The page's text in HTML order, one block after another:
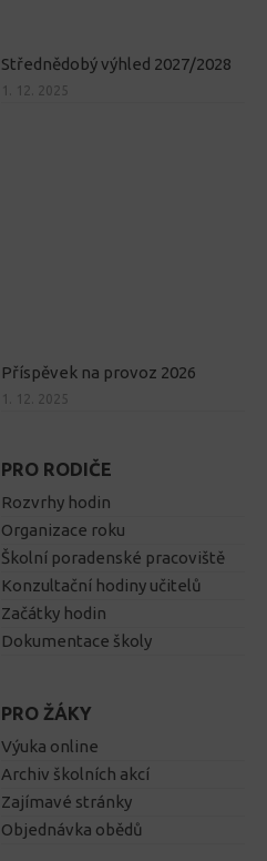
Střednědobý výhled 2027/2028
1. 12. 2025
Příspěvek na provoz 2026
1. 12. 2025
PRO RODIČE
Rozvrhy hodin
Organizace roku
Školní poradenské pracoviště
Konzultační hodiny učitelů
Začátky hodin
Dokumentace školy
PRO ŽÁKY
Výuka online
Archiv školních akcí
Zajímavé stránky
Objednávka obědů